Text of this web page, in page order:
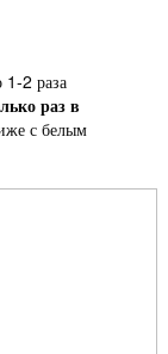
1-2 раза
раз в
с белым